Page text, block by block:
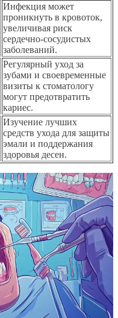
Инфекция может
проникнуть в кровоток,
увеличивая риск
сердечно-сосудистых
заболеваний.
Регулярный уход за
зубами и своевременные
визиты к стоматологу
могут предотвратить
кариес.
Изучение лучших
средств ухода для защиты
эмали и поддержания
здоровья десен.